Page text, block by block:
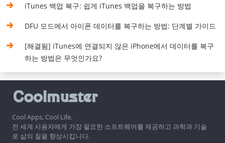
iTunes 백업 복구: 쉽게 iTunes 백업을 복구하는 방법
DFU 모드에서 아이폰 데이터를 복구하는 방법: 단계별 가이드
[해결됨] iTunes에 연결되지 않은 iPhone에서 데이터를 복구
하는 방법은 무엇인가요?
Cool Apps, Cool Life.
전 세계 사용자에게 가장 필요한 소프트웨어를 제공하고 과학과 기술
로 삶의 질을 향상시킵니다.